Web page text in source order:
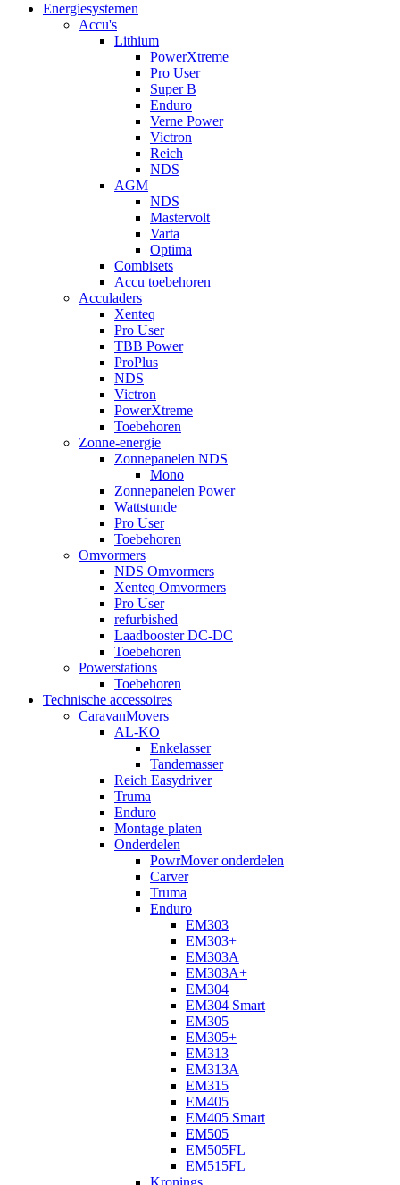
Energiesystemen
Accu's
Lithium
PowerXtreme
Pro User
Super B
Enduro
Verne Power
Victron
Reich
NDS
AGM
NDS
Mastervolt
Varta
Optima
Combisets
Accu toebehoren
Acculaders
Xenteq
Pro User
TBB Power
ProPlus
NDS
Victron
PowerXtreme
Toebehoren
Zonne-energie
Zonnepanelen NDS
Mono
Zonnepanelen Power
Wattstunde
Pro User
Toebehoren
Omvormers
NDS Omvormers
Xenteq Omvormers
Pro User
refurbished
Laadbooster DC-DC
Toebehoren
Powerstations
Toebehoren
Technische accessoires
CaravanMovers
AL-KO
Enkelasser
Tandemasser
Reich Easydriver
Truma
Enduro
Montage platen
Onderdelen
PowrMover onderdelen
Carver
Truma
Enduro
EM303
EM303+
EM303A
EM303A+
EM304
EM304 Smart
EM305
EM305+
EM313
EM313A
EM315
EM405
EM405 Smart
EM505
EM505FL
EM515FL
Kronings